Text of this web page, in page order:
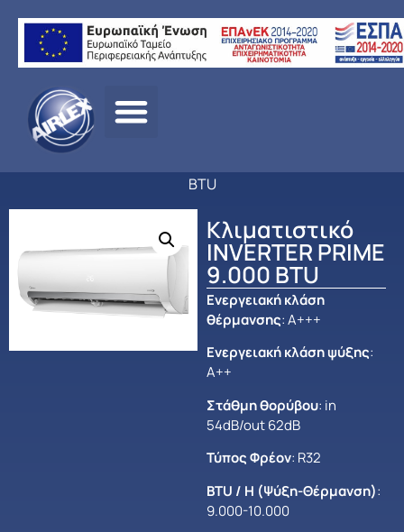
σελίδα/ΠΡΟΪΟΝΤΑ
BTU
Κλιματιστικό
INVERTER PRIME
9.000 BTU
Ενεργειακή κλάση
θέρμανσης: Α+++
Ενεργειακή κλάση ψύξης:
Α++
Στάθμη θορύβου: in
54dB/out 62dB
Τύπος Φρέον: R32
BTU / H (Ψύξη-Θέρμανση):
9.000-10.000